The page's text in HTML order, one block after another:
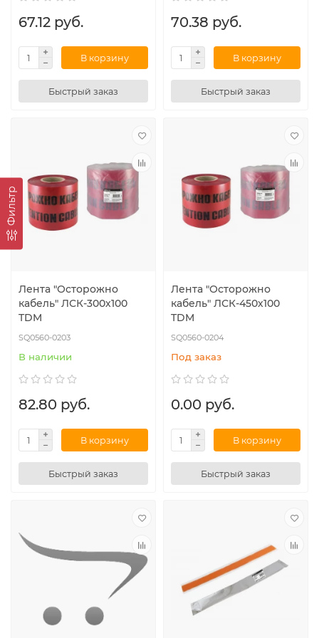
Фильтр
67.12 руб.
В корзину
Быстрый заказ
70.38 руб.
В корзину
Быстрый заказ
Лента "Осторожно
кабель" ЛСК-300х100
TDM
SQ0560-0203
В наличии
82.80 руб.
В корзину
Быстрый заказ
Лента "Осторожно
кабель" ЛСК-450х100
TDM
SQ0560-0204
Под заказ
0.00 руб.
В корзину
Быстрый заказ